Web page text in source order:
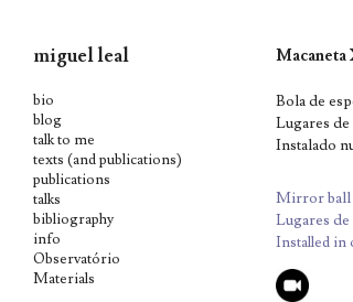
miguel leal
Skip
to
content
bio
blog
talk to me
texts (and publications)
publications
talks
bibliography
info
Observatório
Materials
Macaneta
Bola de
Lugares de
Instalado
Mirror ball
Lugares de
Installed in